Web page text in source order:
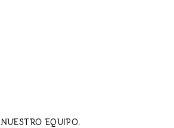
NUESTRO EQUIPO.